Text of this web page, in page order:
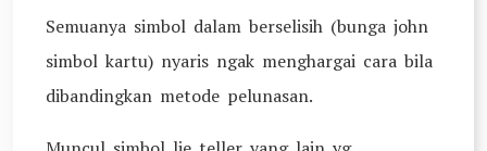
Semuanya simbol dalam berselisih (bunga john
simbol kartu) nyaris ngak menghargai cara bila
dibandingkan metode pelunasan.